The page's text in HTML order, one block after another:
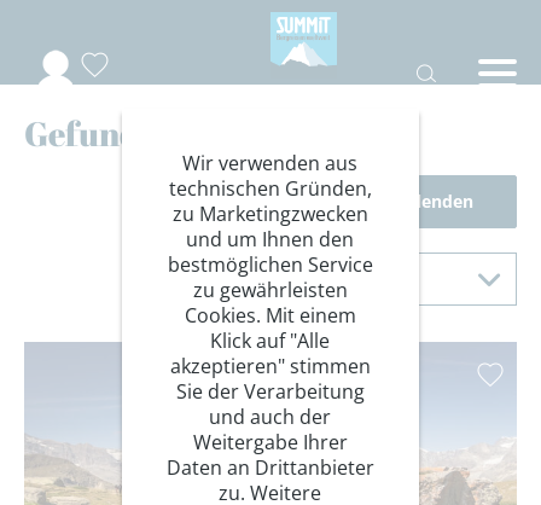
Gefundene Reisen
Filter einblenden
Sortierung
Sortieren nach
Wir verwenden aus
technischen Gründen,
zu Marketingzwecken
und um Ihnen den
bestmöglichen Service
zu gewährleisten
Cookies. Mit einem
Klick auf "Alle
akzeptieren" stimmen
Sie der Verarbeitung
und auch der
Weitergabe Ihrer
Daten an Drittanbieter
zu. Weitere